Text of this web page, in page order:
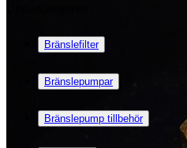
Bränslefilter
Bränslepumpar
Bränslepump tillbehör